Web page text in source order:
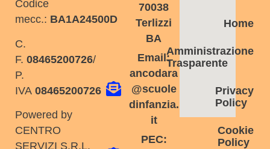
Codice
mecc.: BA1A24500D
C.
F. 08465200726/
P.
IVA 08465200726
Powered by
CENTRO
SERVIZI S.R.L.
70038
Terlizzi
BA
Email:
ancodara
@scuole
dinfanzia.
it
PEC:
Home
Amministrazione
Trasparente
Privacy
Policy
Cookie
Policy